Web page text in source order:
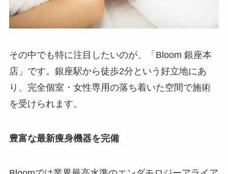
その中でも特に注目したいのが、「Bloom 銀座本
店」です。銀座駅から徒歩2分という好立地にあ
り、完全個室・女性専用の落ち着いた空間で施術
を受けられます。
豊富な最新痩身機器を完備